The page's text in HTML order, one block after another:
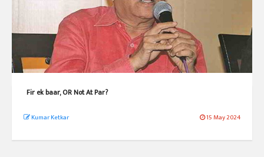
Fir ek baar, OR Not At Par?
Kumar Ketkar 15 May 2024